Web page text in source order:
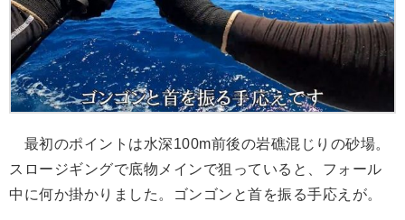
最初のポイントは水深100m前後の岩礁混じりの砂場。
スロージギングで底物メインで狙っていると、フォール
中に何か掛かりました。ゴンゴンと首を振る手応えが。